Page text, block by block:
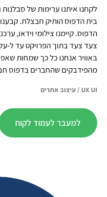
לקחנו איתנו ערימות של
בית הדפוס הותיק חבצלת. קבענו
הדפוס. קיימנו צילומי וידאו,
צעד צעד בתוך הפרויקט עד ל-
באוויר אנחנו כל כך שמחות
מהפידבקים שהחברים בדפוס
UX UI
/עיצוב אתרים
למעבר לעמוד לקוח